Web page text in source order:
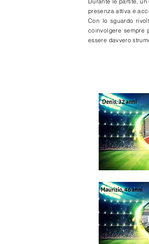
presenza attiva e
Con lo sguardo
coinvolgere sempre
essere davvero